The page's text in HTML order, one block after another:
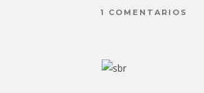
1 COMENTARIOS